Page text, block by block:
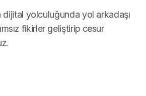
dijital yolculuğunda yol arkadaşı
fikirler geliştirip cesur